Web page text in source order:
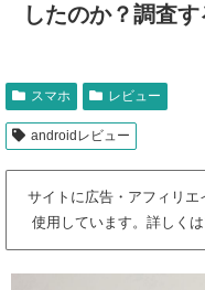
したのか？調査
スマホ レビュー
androidレビュー
サイトに広告・アフィリ
使用しています。詳しく